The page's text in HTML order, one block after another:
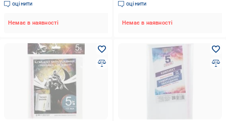
оцінити
Немає в наявності
оцінити
Немає в наявності